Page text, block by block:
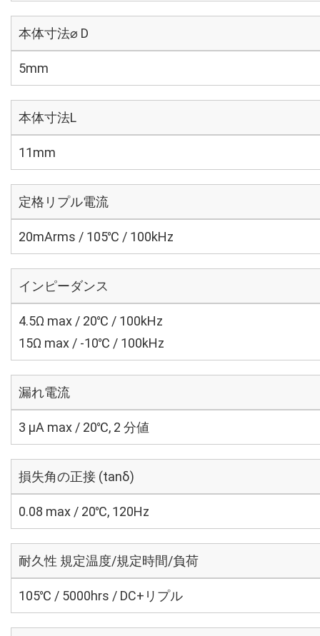
本体寸法⌀ D
5mm
本体寸法L
11mm
定格リプル電流
20mArms / 105℃ / 100kHz
インピーダンス
4.5Ω max / 20℃ / 100kHz
15Ω max / -10℃ / 100kHz
漏れ電流
3 μA max / 20℃, 2 分値
損失角の正接 (tanδ)
0.08 max / 20℃, 120Hz
耐久性 規定温度/規定時間/負荷
105℃ / 5000hrs / DC+リプル